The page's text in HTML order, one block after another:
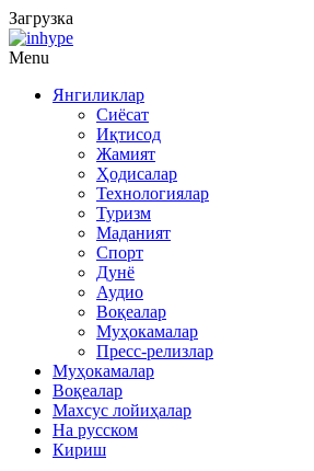
Загрузка
Menu
Янгиликлар
Сиёсат
Иқтисод
Жамият
Ҳодисалар
Технологиялар
Туризм
Маданият
Спорт
Дунё
Аудио
Воқеалар
Муҳокамалар
Пресс-релизлар
Муҳокамалар
Воқеалар
Махсус лойиҳалар
На русском
Кириш